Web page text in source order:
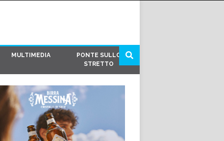
MULTIMEDIA
PONTE SULLO
STRETTO